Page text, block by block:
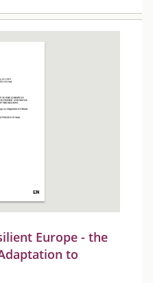
Europe - the
to